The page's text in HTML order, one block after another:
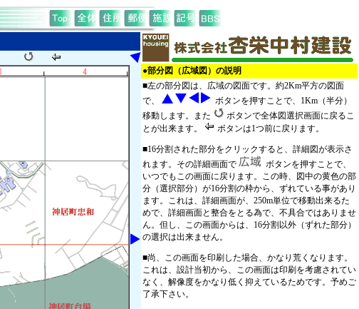
●部分図（広域図）の説明
■左の部分図は、広域の図面です。約2Km平方の図面
で、
ボタンを押すことで、1Km（半分）
移動します。また
ボタンで全体図選択画面に戻るこ
とが出来ます。
ボタンは1つ前に戻ります。
■16分割された部分をクリックすると、詳細図が表示さ
れます。その詳細画面で
ボタンを押すことで、
いつでもこの画面に戻ります。この時、図中の黄色の部
分（選択部分）が16分割の枠から、ずれている事があり
ます。これは、詳細画面が、250m単位で移動出来るた
めで、詳細画面と整合をとる為で、不具合ではありませ
ん。但し、この画面からは、16分割以外（ずれた部分）
の選択は出来ません。
■尚、この画面を印刷した場合、かなり荒くなります。
これは、設計当初から、この画面は印刷を考慮されてい
なく、解像度をかなり低く抑えているためです。予めご
了承下さい。